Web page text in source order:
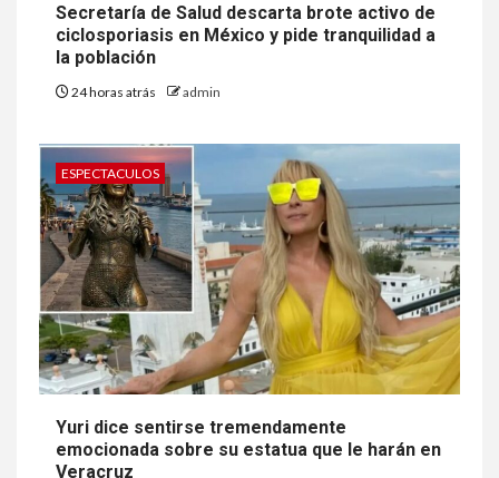
Secretaría de Salud descarta brote activo de
ciclosporiasis en México y pide tranquilidad a
la población
24 horas atrás admin
ESPECTACULOS
Yuri dice sentirse tremendamente
emocionada sobre su estatua que le harán en
Veracruz